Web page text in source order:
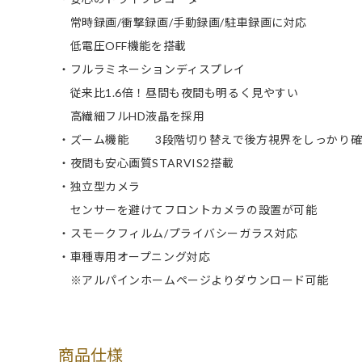
常時録画/衝撃録画/手動録画/駐車録画に対応
低電圧OFF機能を搭載
・フルラミネーションディスプレイ
従来比1.6倍！昼間も夜間も明るく見やすい
高繊細フルHD液晶を採用
・ズーム機能 3段階切り替えで後方視界をしっかり
・夜間も安心画質STARVIS2搭載
・独立型カメラ
センサーを避けてフロントカメラの設置が可能
・スモークフィルム/プライバシーガラス対応
・車種専用オープニング対応
※アルパインホームページよりダウンロード可能
商品仕様